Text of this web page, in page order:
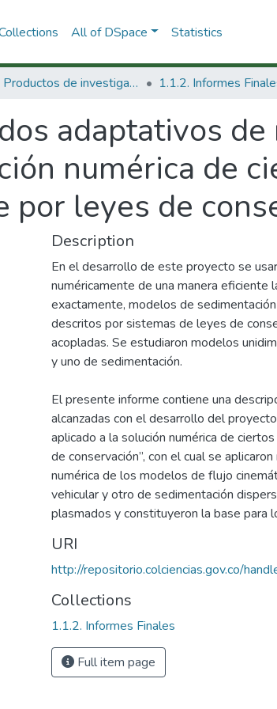
All of DSpace Statistics
1.1 Productos de investigación 1.1.2. Informes
adaptativos
numérica de
por leyes de
Description
En el desarrollo de este proyecto se
numéricamente de una manera eficiente
exactamente, modelos de
descritos por sistemas de leyes de
acopladas. Se estudiaron modelos
y uno de sedimentación.
El presente informe contiene una
alcanzadas con el desarrollo del
aplicado a la solución numérica de
de conservación”, con el cual se
numérica de los modelos de flujo
vehicular y otro de sedimentación
plasmados y constituyeron la base para
URI
http://repositorio.colciencias.gov.co/
Collections
1.1.2. Informes Finales
Full item page